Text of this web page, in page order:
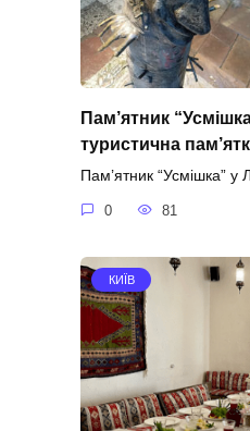
Пам’ятник
туристична
Пам’ятник “Усмішка” у
0 81
КИЇВ